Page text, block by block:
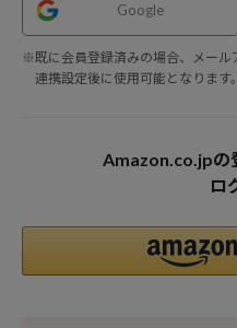
Google
※既に会員登録済みの場合、メール
連携設定後に使用可能となります。
Amazon.co.jpの
ロ